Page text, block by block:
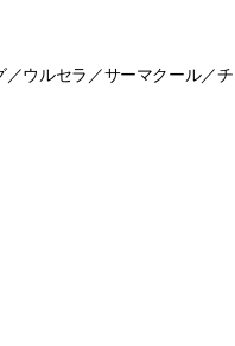
ウルセラ／サーマクール／